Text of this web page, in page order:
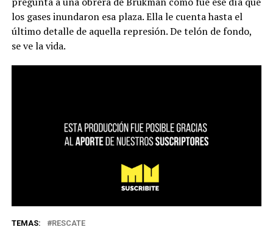
los gases inundaron esa plaza. Ella le cuenta hasta el
último detalle de aquella represión. De telón de fondo,
se ve la vida.
TEMAS: RESCATE